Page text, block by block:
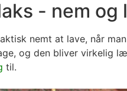
- nem
nemt at lave, når
og den bliver virkelig
til.